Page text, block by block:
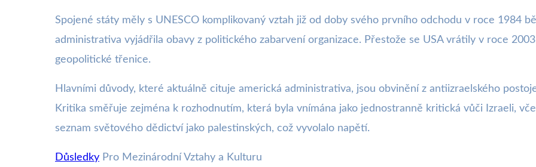
Spojené státy měly s UNESCO komplikovaný vztah již od doby svého prvního odchodu v roce 1984
administrativa vyjádřila obavy z politického zabarvení organizace. Přestože se USA vrátily v roce
geopolitické třenice.
Hlavními důvody, které aktuálně cituje americká administrativa, jsou obvinění z antiizraelského
Kritika směřuje zejména k rozhodnutím, která byla vnímána jako jednostranně kritická vůči Izraeli,
seznam světového dědictví jako palestinských, což vyvolalo napětí.
Důsledky Pro Mezinárodní Vztahy a Kulturu